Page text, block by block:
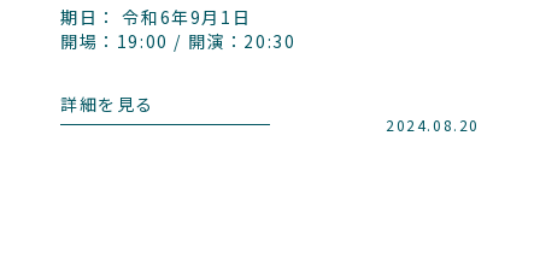
期日： 令和6年9月1日
開場：19:00 / 開演：20:30
詳細を見る
2024.08.20